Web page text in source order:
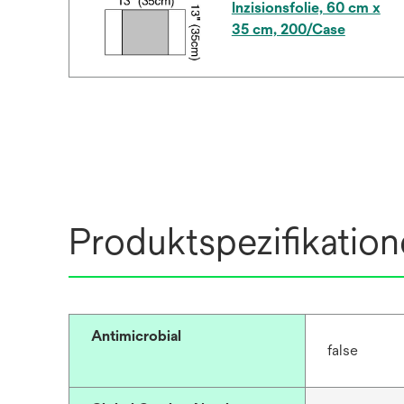
Inzisionsfolie, 60 cm x
35 cm, 200/Case
Antimicrobial
false